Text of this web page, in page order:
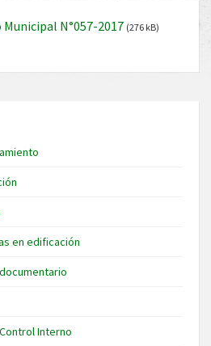
Municipal N°057-2017 (276 kB)
en edificación
Interno